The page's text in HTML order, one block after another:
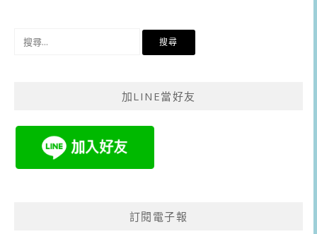
加LINE當好友
訂閱電子報